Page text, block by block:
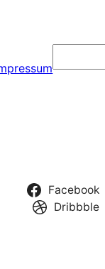
Facebook
Dribbble